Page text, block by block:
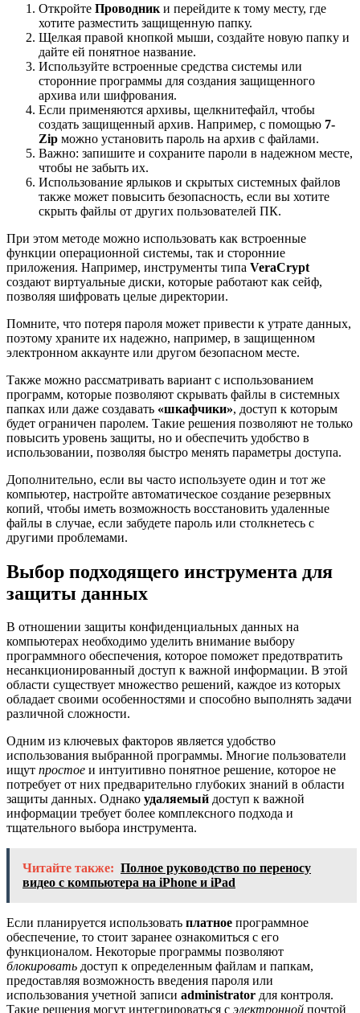
Откройте Проводник и перейдите к тому месту, где
хотите разместить защищенную папку.
Щелкая правой кнопкой мыши, создайте новую папку и
дайте ей понятное название.
Используйте встроенные средства системы или
сторонние программы для создания защищенного
архива или шифрования.
Если применяются архивы, щелкнитефайл, чтобы
создать защищенный архив. Например, с помощью 7-
Zip можно установить пароль на архив с файлами.
Важно: запишите и сохраните пароли в надежном месте,
чтобы не забыть их.
Использование ярлыков и скрытых системных файлов
также может повысить безопасность, если вы хотите
скрыть файлы от других пользователей ПК.
При этом методе можно использовать как встроенные
функции операционной системы, так и сторонние
приложения. Например, инструменты типа VeraCrypt
создают виртуальные диски, которые работают как сейф,
позволяя шифровать целые директории.
Помните, что потеря пароля может привести к утрате данных,
поэтому храните их надежно, например, в защищенном
электронном аккаунте или другом безопасном месте.
Также можно рассматривать вариант с использованием
программ, которые позволяют скрывать файлы в системных
папках или даже создавать «шкафчики», доступ к которым
будет ограничен паролем. Такие решения позволяют не только
повысить уровень защиты, но и обеспечить удобство в
использовании, позволяя быстро менять параметры доступа.
Дополнительно, если вы часто используете один и тот же
компьютер, настройте автоматическое создание резервных
копий, чтобы иметь возможность восстановить удаленные
файлы в случае, если забудете пароль или столкнетесь с
другими проблемами.
Выбор подходящего инструмента для
защиты данных
В отношении защиты конфиденциальных данных на
компьютерах необходимо уделить внимание выбору
программного обеспечения, которое поможет предотвратить
несанкционированный доступ к важной информации. В этой
области существует множество решений, каждое из которых
обладает своими особенностями и способно выполнять задачи
различной сложности.
Одним из ключевых факторов является удобство
использования выбранной программы. Многие пользователи
ищут простое и интуитивно понятное решение, которое не
потребует от них предварительно глубоких знаний в области
защиты данных. Однако удаляемый доступ к важной
информации требует более комплексного подхода и
тщательного выбора инструмента.
Читайте также: Полное руководство по переносу
видео с компьютера на iPhone и iPad
Если планируется использовать платное программное
обеспечение, то стоит заранее ознакомиться с его
функционалом. Некоторые программы позволяют
блокировать доступ к определенным файлам и папкам,
предоставляя возможность введения пароля или
использования учетной записи administrator для контроля.
Такие решения могут интегрироваться с электронной почтой